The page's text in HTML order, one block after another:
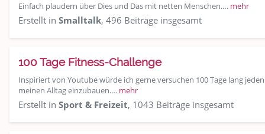
Einfach plaudern über Dies und Das mit netten Menschen.… mehr
Erstellt in Smalltalk, 496 Beiträge insgesamt
100 Tage Fitness-Challenge
Inspiriert von Youtube würde ich gerne versuchen 100 Tage lang
meinen Alltag einzubauen.… mehr
Erstellt in Sport & Freizeit, 1043 Beiträge insgesamt